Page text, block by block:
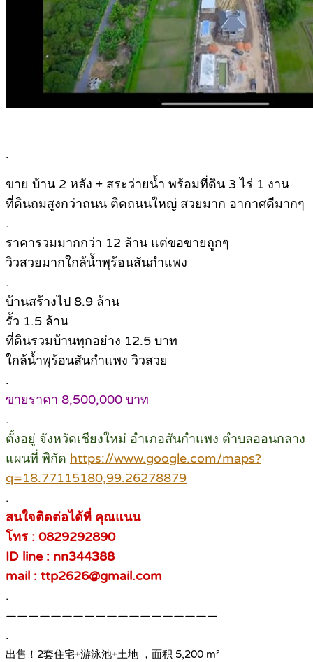
.
ขาย บ้าน 2 หลัง + สระว่ายน้ำ พร้อมที่ดิน 3 ไร่ 1 งาน
ที่ดินถมสูงกว่าถนน ติดถนนใหญ่ สวยมาก อากาศดีมากๆ
.
ราคารวมมากกว่า 12 ล้าน แต่ขอขายถูกๆ
วิวสวยมากใกล้น้ำพุร้อนสันกำแพง
.
บ้านสร้างไป 8.9 ล้าน
รั้ว 1.5 ล้าน
ที่ดินรวมบ้านทุกอย่าง 12.5 บาท
ใกล้น้ำพุร้อนสันกำแพง วิวสวย
.
ขายราคา 8,500,000 บาท
.
ตั้งอยู่ จังหวัดเชียงใหม่ อำเภอสันกำแพง ตำบลออนกลาง
แผนที่ พิกัด https://www.google.com/maps?
q=18.77115180,99.26278879
.
สนใจติดต่อได้ที่ คุณแนน
โทร : 0829292890
ID line : nn344388
mail : ttp2626@gmail.com
.
———————————————————
.
出售！2套住宅+游泳池+土地 ，面积 5,200 m²